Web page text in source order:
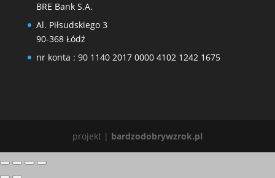
BRE Bank S.A.
Al. Piłsudskiego 3
90-368 Łódź
nr konta : 90 1140 2017 0000 4102 1242 1675
projekt | bardzodobrywzrok.pl